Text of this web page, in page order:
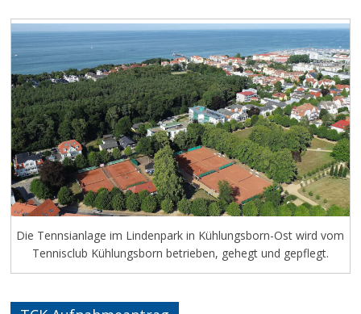
Die Tennsianlage im Lindenpark in Kühlungsborn-Ost wird vom
Tennisclub Kühlungsborn betrieben, gehegt und gepflegt.